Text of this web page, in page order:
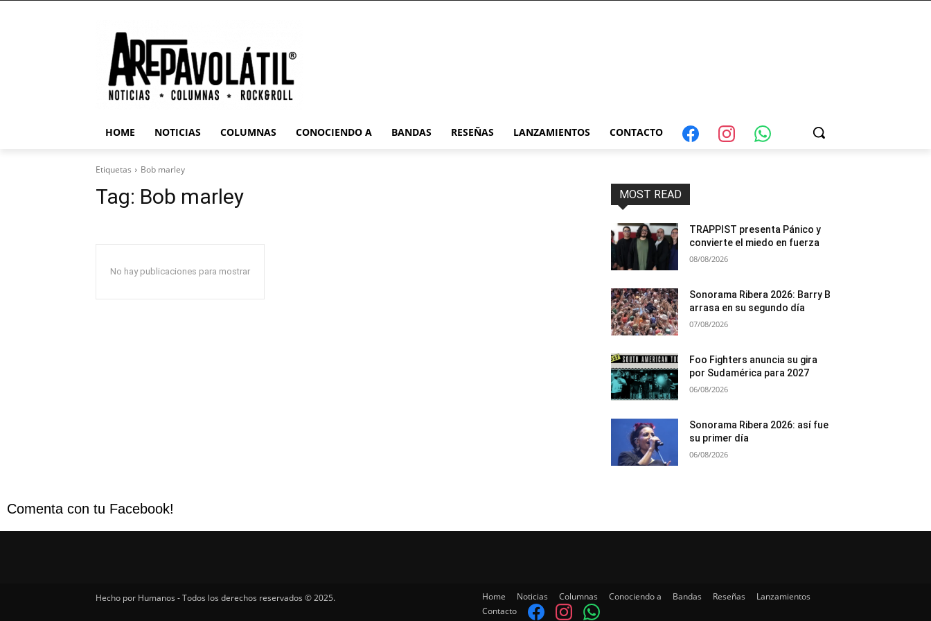
HOME NOTICIAS COLUMNAS CONOCIENDO A BANDAS RESEÑAS LANZAMIENTOS CONTACTO
Etiquetas Bob marley
Tag: Bob marley
No hay publicaciones para mostrar
MOST READ
TRAPPIST presenta Pánico y
convierte el miedo en fuerza
08/08/2026
Sonorama Ribera 2026: Barry B
arrasa en su segundo día
07/08/2026
Foo Fighters anuncia su gira
por Sudamérica para 2027
06/08/2026
Sonorama Ribera 2026: así fue
su primer día
06/08/2026
Comenta con tu Facebook!
Hecho por Humanos - Todos los derechos reservados © 2025. Home Noticias Columnas Conociendo a Bandas Reseñas
Lanzamientos
Contacto